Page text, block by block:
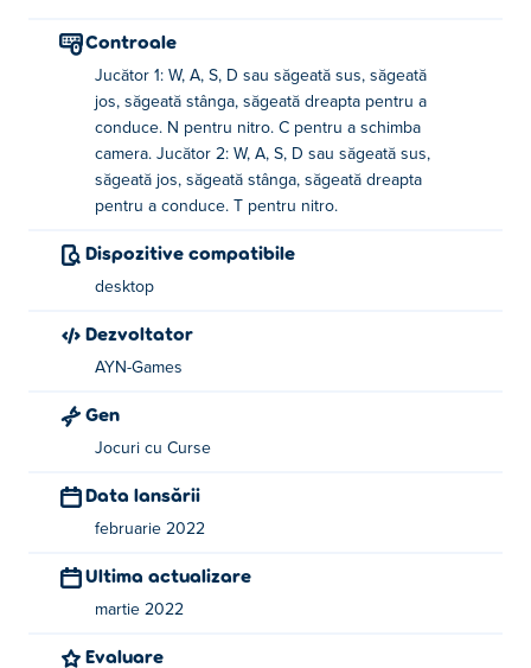
Controale
Jucător 1: W, A, S, D sau săgeată sus, săgeată
jos, săgeată stânga, săgeată dreapta pentru a
conduce. N pentru nitro. C pentru a schimba
camera. Jucător 2: W, A, S, D sau săgeată sus,
săgeată jos, săgeată stânga, săgeată dreapta
pentru a conduce. T pentru nitro.
Dispozitive compatibile
desktop
Dezvoltator
AYN-Games
Gen
Jocuri cu Curse
Data lansării
februarie 2022
Ultima actualizare
martie 2022
Evaluare